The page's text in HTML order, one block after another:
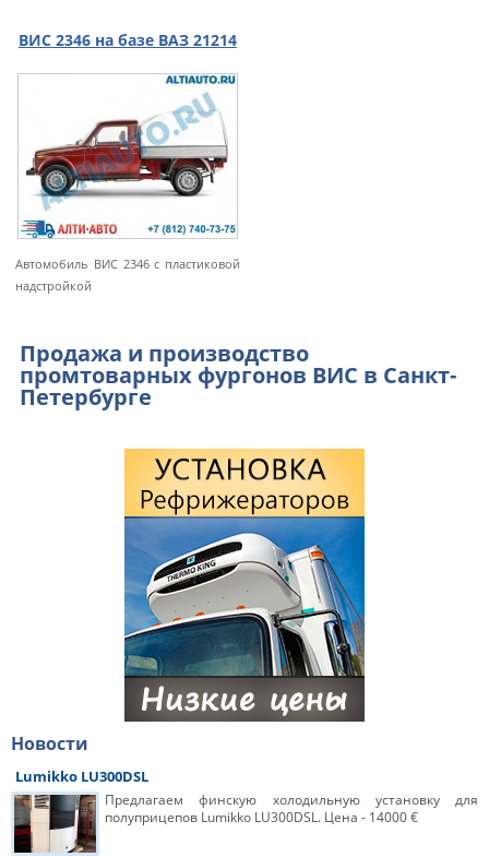
ВИС 2346 на базе ВАЗ 21214
Автомобиль ВИС 2346 с пластиковой
надстройкой
Продажа и производство
промтоварных фургонов ВИС в Санкт-
Петербурге
Новости
Lumikko LU300DSL
Предлагаем финскую холодильную установку для
полуприцепов Lumikko LU300DSL. Цена - 14000 €